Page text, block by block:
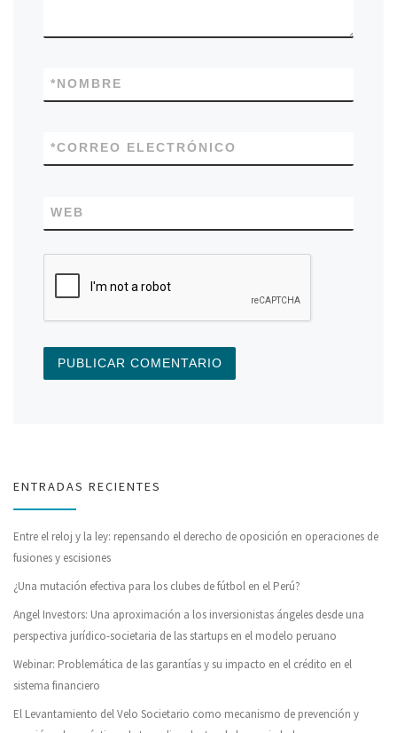
NOMBRE
*
CORREO ELECTRÓNICO
*
WEB
ENTRADAS RECIENTES
Entre el reloj y la ley: repensando el derecho de oposición en operaciones de
fusiones y escisiones
¿Una mutación efectiva para los clubes de fútbol en el Perú?
Angel Investors: Una aproximación a los inversionistas ángeles desde una
perspectiva jurídico-societaria de las startups en el modelo peruano
Webinar: Problemática de las garantías y su impacto en el crédito en el
sistema financiero
El Levantamiento del Velo Societario como mecanismo de prevención y